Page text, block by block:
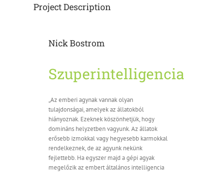
Project Description
Nick Bostrom
Szuperintelligencia
„Az emberi agynak vannak olyan
tulajdonságai, amelyek az állatokból
hiányoznak. Ezeknek köszönhetjük, hogy
domináns helyzetben vagyunk. Az állatok
erősebb izmokkal vagy hegyesebb karmokkal
rendelkeznek, de az agyunk nekünk
fejlettebb. Ha egyszer majd a gépi agyak
megelőzik az embert általános intelligencia